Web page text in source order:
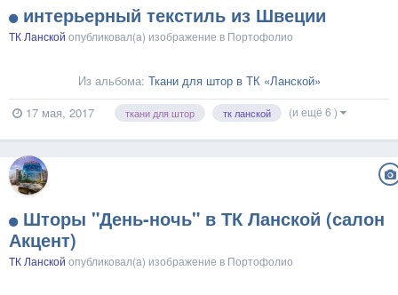
интерьерный текстиль из Швеции
ТК Ланской опубликовал(а) изображение в Портофолио
Из альбома: Ткани для штор в ТК «Ланской»
17 мая, 2017
ткани для штор тк ланской (и ещё 6 )
Шторы "День-ночь" в ТК Ланской (салон
Акцент)
ТК Ланской опубликовал(а) изображение в Портофолио